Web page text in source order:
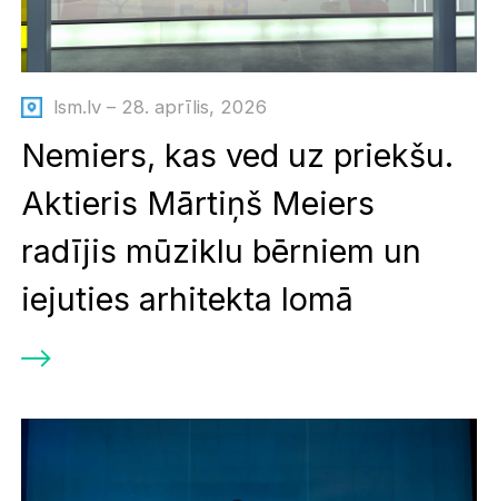
lsm.lv – 28. aprīlis, 2026
Nemiers, kas ved uz priekšu.
Aktieris Mārtiņš Meiers
radījis mūziklu bērniem un
iejuties arhitekta lomā